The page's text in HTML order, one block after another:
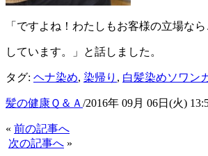
「ですよね！わたしもお客様の立場な
しています。」と話しました。
タグ: ヘナ染め, 染帰り , 白髪染めソワン
髪の健康Ｑ＆Ａ /2016年 09月 06日(火)
« 前の記事へ
次の記事へ »